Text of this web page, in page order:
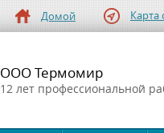
Домой Карта
ООО Термомир
12 лет профессиональной